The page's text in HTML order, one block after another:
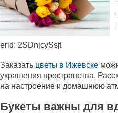
erid: 2SDnjcySsjt
Заказать цветы в Ижевске
украшения пространства.
на настроение и домашнюю
Букеты важны для